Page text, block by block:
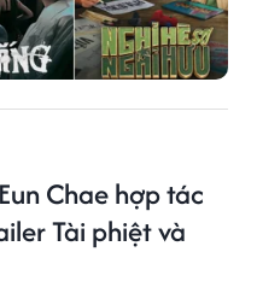
Chae hợp tác
Tài phiệt và